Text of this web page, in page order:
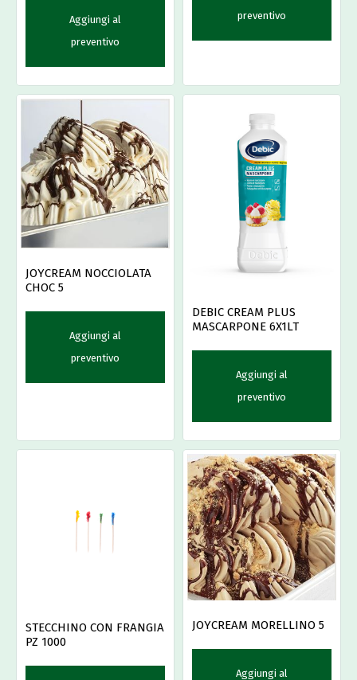
Aggiungi al
preventivo
preventivo
JOYCREAM NOCCIOLATA
CHOC 5
Aggiungi al
preventivo
DEBIC CREAM PLUS
MASCARPONE 6X1LT
Aggiungi al
preventivo
STECCHINO CON FRANGIA
PZ 1000
JOYCREAM MORELLINO 5
Aggiungi al